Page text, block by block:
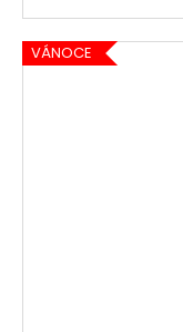
VÁNOCE